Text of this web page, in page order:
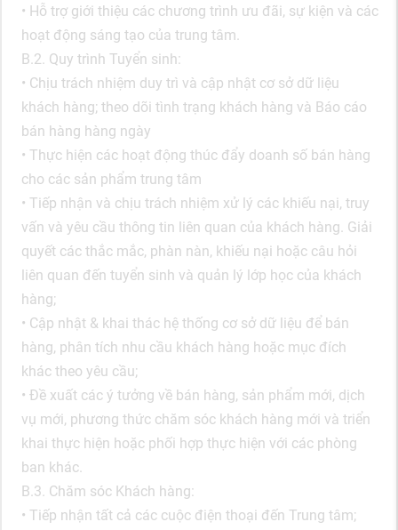
• Hỗ trợ giới thiệu các chương trình ưu đãi, sự kiện và các
hoạt động sáng tạo của trung tâm.
B.2. Quy trình Tuyển sinh:
• Chịu trách nhiệm duy trì và cập nhật cơ sở dữ liệu
khách hàng; theo dõi tình trạng khách hàng và Báo cáo
bán hàng hàng ngày
• Thực hiện các hoạt động thúc đẩy doanh số bán hàng
cho các sản phẩm trung tâm
• Tiếp nhận và chịu trách nhiệm xử lý các khiếu nại, truy
vấn và yêu cầu thông tin liên quan của khách hàng. Giải
quyết các thắc mắc, phàn nàn, khiếu nại hoặc câu hỏi
liên quan đến tuyển sinh và quản lý lớp học của khách
hàng;
• Cập nhật & khai thác hệ thống cơ sở dữ liệu để bán
hàng, phân tích nhu cầu khách hàng hoặc mục đích
khác theo yêu cầu;
• Đề xuất các ý tưởng về bán hàng, sản phẩm mới, dịch
vụ mới, phương thức chăm sóc khách hàng mới và triển
khai thực hiện hoặc phối hợp thực hiện với các phòng
ban khác.
B.3. Chăm sóc Khách hàng:
• Tiếp nhận tất cả các cuộc điện thoại đến Trung tâm;